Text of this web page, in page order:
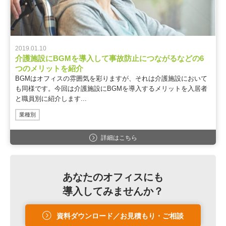
2019.01.10
介護施設にBGMを導入して事故防止につながるなどの6
つのメリットを紹介
BGMはオフィスの雰囲気を彩りますが、それは介護施設において
も同様です。今回は介護施設にBGMを導入するメリットを入居者
と職員別に紹介します...
業種別
詳細はこちら
あなたのオフィスにも
導入してみませんか？
資料ダウンロード／お見積もり・ご相談